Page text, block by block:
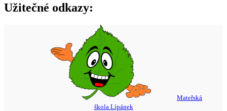
Užitečné odkazy:
Mateřská
škola Lípánek